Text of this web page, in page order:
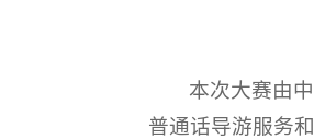
本次大赛由
普通话导游服务